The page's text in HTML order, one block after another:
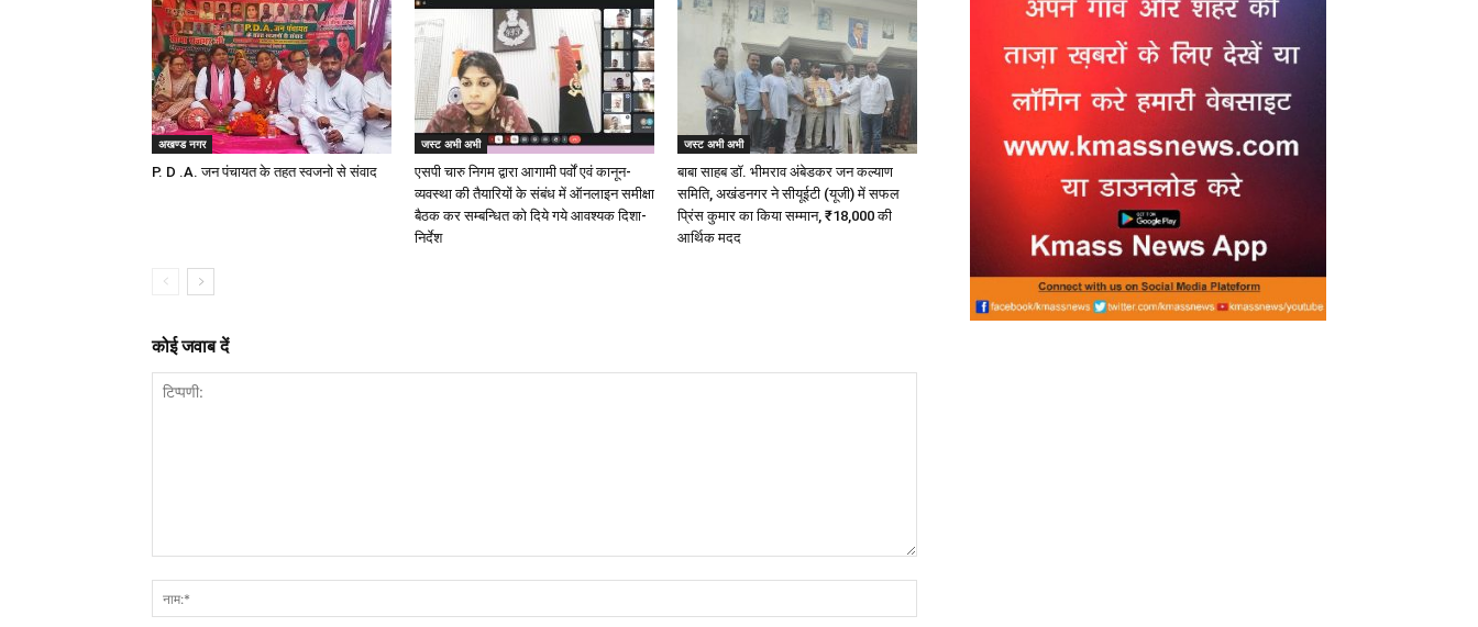
अखण्ड नगर
P. D .A. जन पंचायत के तहत स्वजनो से संवाद
जस्ट अभी अभी
एसपी चारु निगम द्वारा आगामी पर्वों एवं कानून-
व्यवस्था की तैयारियों के संबंध में ऑनलाइन समीक्षा
बैठक कर सम्बन्धित को दिये गये आवश्यक दिशा-
निर्देश
जस्ट अभी अभी
बाबा साहब डॉ. भीमराव अंबेडकर जन कल्याण
समिति, अखंडनगर ने सीयूईटी (यूजी) में सफल
प्रिंस कुमार का किया सम्मान, ₹18,000 की
आर्थिक मदद
कोई जवाब दें